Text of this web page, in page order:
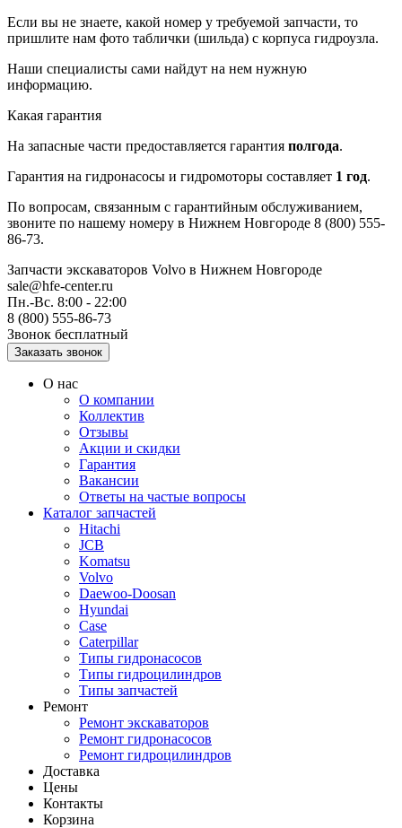
Если вы не знаете, какой номер у требуемой запчасти, то
пришлите нам фото таблички (шильда) с корпуса гидроузла.
Наши специалисты сами найдут на нем нужную
информацию.
Какая гарантия
На запасные части предоставляется гарантия полгода.
Гарантия на гидронасосы и гидромоторы составляет 1 год.
По вопросам, связанным с гарантийным обслуживанием,
звоните по нашему номеру в Нижнем Новгороде 8 (800) 555-
86-73.
Запчасти экскаваторов Volvo в Нижнем Новгороде
sale@hfe-center.ru
Пн.-Вс. 8:00 - 22:00
8 (800) 555-86-73
Звонок бесплатный
О нас
О компании
Коллектив
Отзывы
Акции и скидки
Гарантия
Вакансии
Ответы на частые вопросы
Каталог запчастей
Hitachi
JCB
Komatsu
Volvo
Daewoo-Doosan
Hyundai
Case
Caterpillar
Типы гидронасосов
Типы гидроцилиндров
Типы запчастей
Ремонт
Ремонт экскаваторов
Ремонт гидронасосов
Ремонт гидроцилиндров
Доставка
Цены
Контакты
Корзина